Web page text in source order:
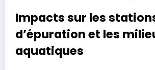
Impacts sur les
d’épuration et les
aquatiques